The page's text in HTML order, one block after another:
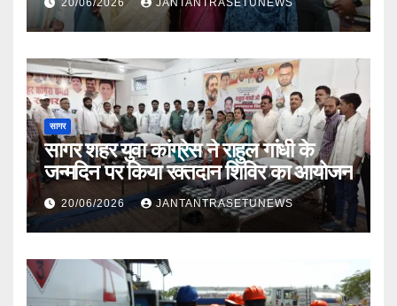
सागर
सागर शहर युवा कांग्रेस ने राहुल गांधी के
जन्मदिन पर किया रक्तदान शिविर का आयोजन
20/06/2026 JANTANTRASETUNEWS